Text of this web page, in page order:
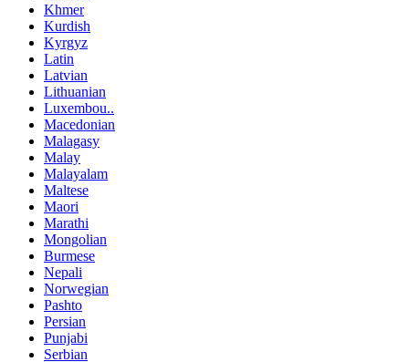
Khmer
Kurdish
Kyrgyz
Latin
Latvian
Lithuanian
Luxembou..
Macedonian
Malagasy
Malay
Malayalam
Maltese
Maori
Marathi
Mongolian
Burmese
Nepali
Norwegian
Pashto
Persian
Punjabi
Serbian